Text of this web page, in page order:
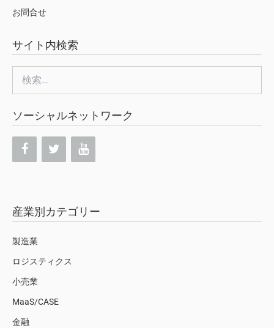
お問合せ
サイト内検索
索:
ソーシャルネットワーク
産業別カテゴリー
製造業
ロジスティクス
小売業
MaaS/CASE
金融